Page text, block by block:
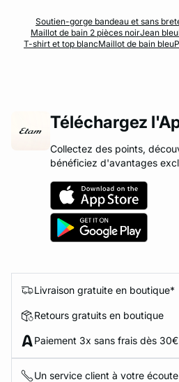
Soutien-gorge bandeau et sans
Maillot de bain 2 pièces noirJean bleu
T-shirt et top blancMaillot de bain bleu
Téléchargez
Collectez des points,
bénéficiez d'avantages
Livraison gratuite en boutique*
Retours gratuits en boutique
Paiement 3x sans frais dès
Un service client à votre écoute